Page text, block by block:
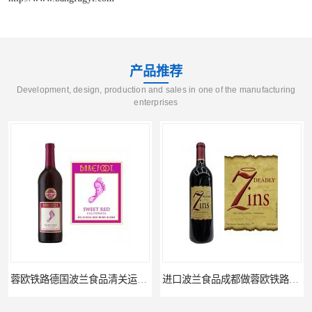
产品推荐
Development, design, production and sales in one of the manufacturing
enterprises
蓉欧铁路德国波兰食品清关运输门到门 进口波兰食品成都做蓉欧铁路代理的公司